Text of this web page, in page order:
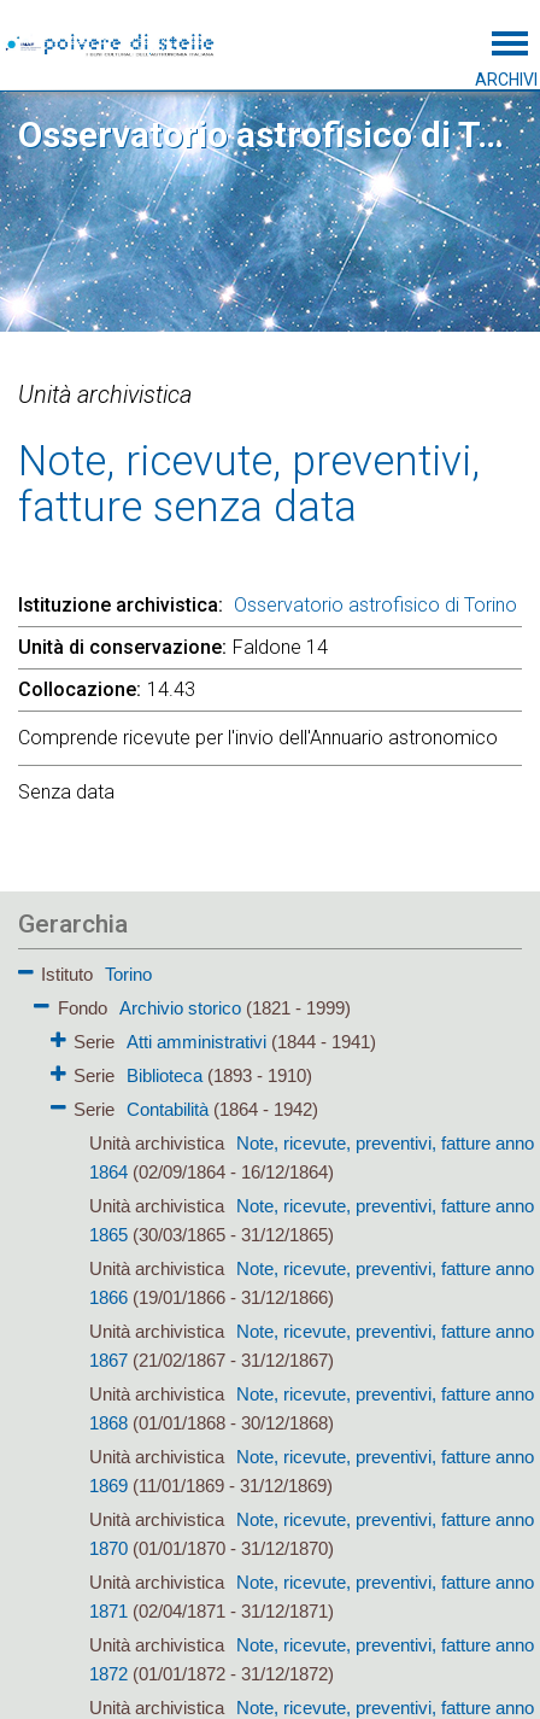
ARCHIVI
Osservatorio astrofisico di Torino
Unità archivistica
Note, ricevute, preventivi,
fatture senza data
Istituzione archivistica
Osservatorio astrofisico di Torino
Unità di conservazione Faldone 14
Collocazione 14.43
Comprende ricevute per l'invio dell'Annuario astronomico
Senza data
Gerarchia
Istituto
Torino
Fondo
Archivio storico(1821 - 1999)
Serie Atti amministrativi(1844 - 1941)
Serie
Biblioteca(1893 - 1910)
Serie Contabilità(1864 - 1942)
Unità archivistica
Note, ricevute, preventivi, fatture anno
1864 (02/09/1864 - 16/12/1864)
Unità archivistica
Note, ricevute, preventivi, fatture anno
1865 (30/03/1865 - 31/12/1865)
Unità archivistica
Note, ricevute, preventivi, fatture anno
1866 (19/01/1866 - 31/12/1866)
Unità archivistica
Note, ricevute, preventivi, fatture anno
1867 (21/02/1867 - 31/12/1867)
Unità archivistica
Note, ricevute, preventivi, fatture anno
1868 (01/01/1868 - 30/12/1868)
Unità archivistica
Note, ricevute, preventivi, fatture anno
1869 (11/01/1869 - 31/12/1869)
Unità archivistica
Note, ricevute, preventivi, fatture anno
1870 (01/01/1870 - 31/12/1870)
Unità archivistica
Note, ricevute, preventivi, fatture anno
1871 (02/04/1871 - 31/12/1871)
Unità archivistica
Note, ricevute, preventivi, fatture anno
1872 (01/01/1872 - 31/12/1872)
Unità archivistica
Note, ricevute, preventivi, fatture anno